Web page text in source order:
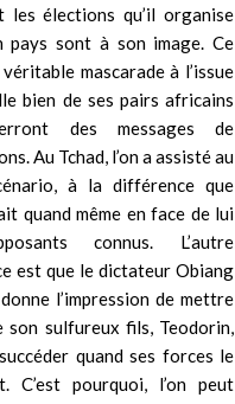
les élections qu’il organise
pays sont à son image. Ce
mascarade à l’issue
bien de ses pairs africains
des messages de
Au Tchad, l’on a assisté au
à la différence que
quand même en face de lui
connus. L’autre
est que le dictateur Obiang
l’impression de mettre
son sulfureux fils, Teodorin,
quand ses forces le
C’est pourquoi, l’on peut